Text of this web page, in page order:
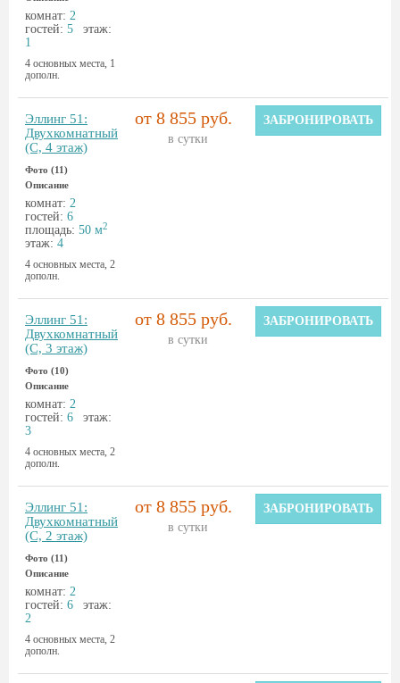
комнат: 2
гостей: 5
этаж:
1
4 основных места, 1
дополн.
Эллинг 51:
Двухкомнатный
(С, 4 этаж)
Фото (11)
Описание
комнат: 2
гостей: 6
площадь: 50 м2
этаж: 4
4 основных места, 2
дополн.
от 8 855 руб.
в сутки
ЗАБРОНИРОВАТЬ
Эллинг 51:
Двухкомнатный
(С, 3 этаж)
Фото (10)
Описание
комнат: 2
гостей: 6
этаж:
3
4 основных места, 2
дополн.
от 8 855 руб.
в сутки
ЗАБРОНИРОВАТЬ
Эллинг 51:
Двухкомнатный
(С, 2 этаж)
Фото (11)
Описание
комнат: 2
гостей: 6
этаж:
2
4 основных места, 2
дополн.
от 8 855 руб.
в сутки
ЗАБРОНИРОВАТЬ